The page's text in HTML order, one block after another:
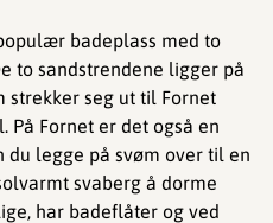
badeplass med to
to sandstrendene ligger på
strekker seg ut til Fornet
Fornet er det også en
du legge på svøm over til en
svaberg å dorme
har badeflåter og ved